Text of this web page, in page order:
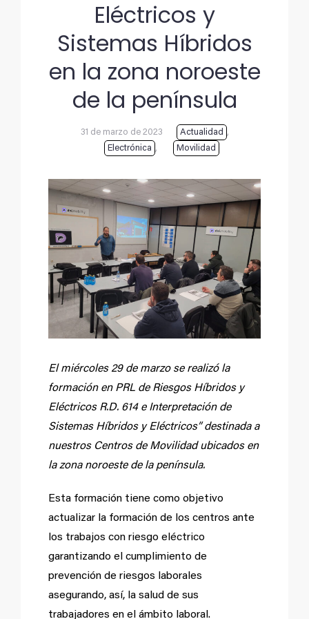
Eléctricos y
Sistemas Híbridos
en la zona noroeste
de la península
31 de marzo de 2023 Actualidad
,
Electrónica , Movilidad
Ver
imagen
más
grande
El miércoles 29 de marzo se realizó la
formación en PRL de Riesgos Híbridos y
Eléctricos R.D. 614 e Interpretación de
Sistemas Híbridos y Eléctricos” destinada a
nuestros Centros de Movilidad ubicados en
la zona noroeste de la península.
Esta formación tiene como objetivo
actualizar la formación de los centros ante
los trabajos con riesgo eléctrico
garantizando el cumplimiento de
prevención de riesgos laborales
asegurando, así, la salud de sus
trabajadores en el ámbito laboral.